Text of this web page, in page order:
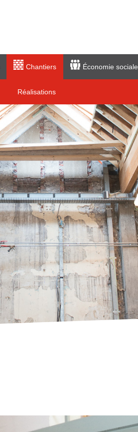
Chantiers
Réalisations
Économie sociale